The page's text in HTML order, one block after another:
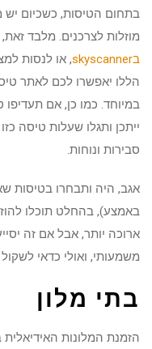
בתחום הטיסות, כשכיום יש
מוזלות לצרכנים. מלבד זאת,
הללו יאפשרו לכם לאתר
במיוחד. כמו כן, אם תעדיפו
ייתכן ותגלו שעלות טיסה
סבירות ונוחות.
אגב, היה ותבחרו בטיסות
באמצע), בהחלט תוכלו
ארוכה יותר, אבל אם זה
משמעותי, ואולי כדאי לשקול
בתי מלון
הזמנת המלונות האידיאלית